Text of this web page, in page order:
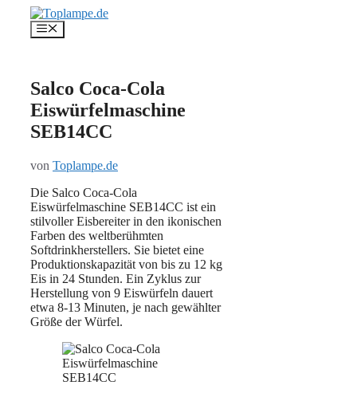
Inhalt
springen
Menü
Salco Coca-Cola
Eiswürfelmaschine
SEB14CC
von Toplampe.de
Die Salco Coca-Cola
Eiswürfelmaschine SEB14CC ist ein
stilvoller Eisbereiter in den ikonischen
Farben des weltberühmten
Softdrinkherstellers. Sie bietet eine
Produktionskapazität von bis zu 12 kg
Eis in 24 Stunden. Ein Zyklus zur
Herstellung von 9 Eiswürfeln dauert
etwa 8-13 Minuten, je nach gewählter
Größe der Würfel.